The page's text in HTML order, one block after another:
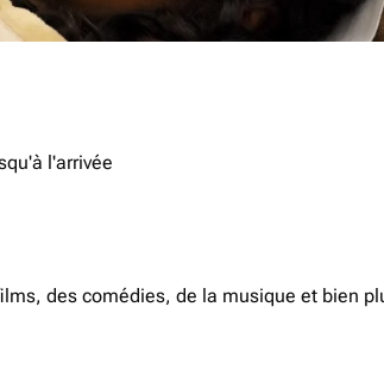
l'arrivée
des comédies, de la musique et bien